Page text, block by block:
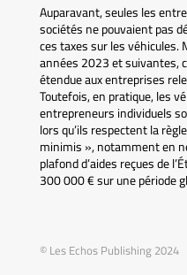
Auparavant, seules les
sociétés ne pouvaient pas
ces taxes sur les véhicules.
années 2023 et suivantes,
étendue aux entreprises
Toutefois, en pratique, les
entrepreneurs individuels
lors qu’ils respectent la
minimis », notamment en
plafond d’aides reçues de
300 000 € sur une période
© Les Echos Publishing 2024